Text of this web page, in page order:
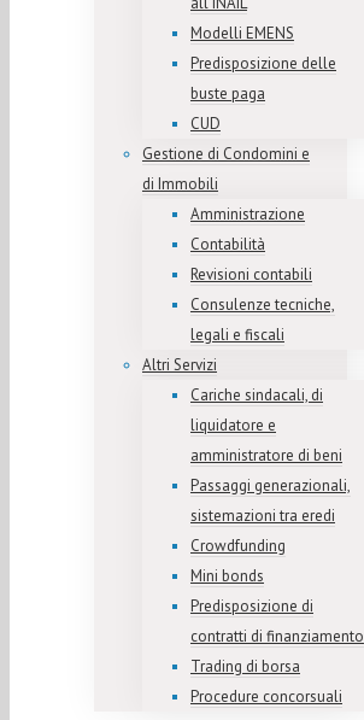
Modelli EMENS
Predisposizione delle
buste paga
CUD
Gestione di Condomini e
di Immobili
Amministrazione
Contabilità
Revisioni contabili
Consulenze tecniche,
legali e fiscali
Altri Servizi
Cariche sindacali, di
liquidatore e
amministratore di beni
Passaggi generazionali,
sistemazioni tra eredi
Crowdfunding
Mini bonds
Predisposizione di
contratti di finanziamento
Trading di borsa
Procedure concorsuali